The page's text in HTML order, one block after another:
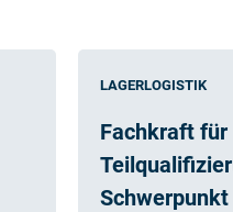
LAGERLOGISTIK
Fachkraft
Schwerpunkt